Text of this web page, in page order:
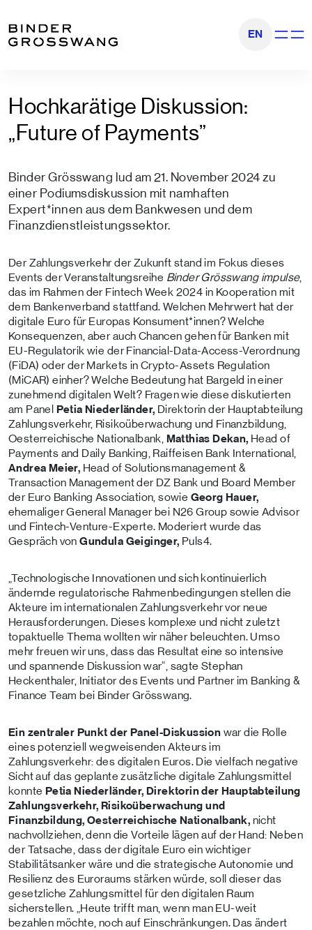
EN
Hochkarätige Diskussion:
„Future of Payments”
Binder Grösswang lud am 21. November 2024 zu
einer Podiumsdiskussion mit namhaften
Expert*innen aus dem Bankwesen und dem
Finanzdienstleistungssektor.
Der Zahlungsverkehr der Zukunft stand im Fokus dieses
Events der Veranstaltungsreihe Binder Grösswang impulse,
das im Rahmen der Fintech Week 2024 in Kooperation mit
dem Bankenverband stattfand. Welchen Mehrwert hat der
digitale Euro für Europas Konsument*innen? Welche
Konsequenzen, aber auch Chancen gehen für Banken mit
EU-Regulatorik wie der Financial-Data-Access-Verordnung
(FiDA) oder der Markets in Crypto-Assets Regulation
(MiCAR) einher? Welche Bedeutung hat Bargeld in einer
zunehmend digitalen Welt? Fragen wie diese diskutierten
am Panel
Petia Niederländer, Direktorin der Hauptabteilung
Zahlungsverkehr, Risikoüberwachung und Finanzbildung,
Oesterreichische Nationalbank,
Matthias Dekan, Head of
Payments and Daily Banking, Raiffeisen Bank International,
Andrea Meier, Head of Solutionsmanagement &
Transaction Management der DZ Bank und Board Member
der Euro Banking Association, sowie Georg Hauer,
ehemaliger General Manager bei N26 Group sowie Advisor
und Fintech-Venture-Experte. Moderiert wurde das
Gespräch vonGundula Geiginger, Puls4.
„Technologische Innovationen und sich kontinuierlich
ändernde regulatorische Rahmenbedingungen stellen die
Akteure im internationalen Zahlungsverkehr vor neue
Herausforderungen. Dieses komplexe und nicht zuletzt
topaktuelle Thema wollten wir näher beleuchten. Umso
mehr freuen wir uns, dass das Resultat eine so intensive
und spannende Diskussion war“, sagte Stephan
Heckenthaler, Initiator des Events und Partner im Banking &
Finance Team bei Binder Grösswang.
Ein zentraler Punkt der Panel-Diskussion war die Rolle
eines potenziell wegweisenden Akteurs im
Zahlungsverkehr: des digitalen Euros. Die vielfach negative
Sicht auf das geplante zusätzliche digitale Zahlungsmittel
konnte Petia Niederländer, Direktorin der Hauptabteilung
Zahlungsverkehr, Risikoüberwachung und
Finanzbildung, Oesterreichische Nationalbank, nicht
nachvollziehen, denn die Vorteile lägen auf der Hand: Neben
der Tatsache, dass der digitale Euro ein wichtiger
Stabilitätsanker wäre und die strategische Autonomie und
Resilienz des Euroraums stärken würde, soll dieser das
gesetzliche Zahlungsmittel für den digitalen Raum
sicherstellen. „Heute trifft man, wenn man EU-weit
bezahlen möchte, noch auf Einschränkungen. Das ändert